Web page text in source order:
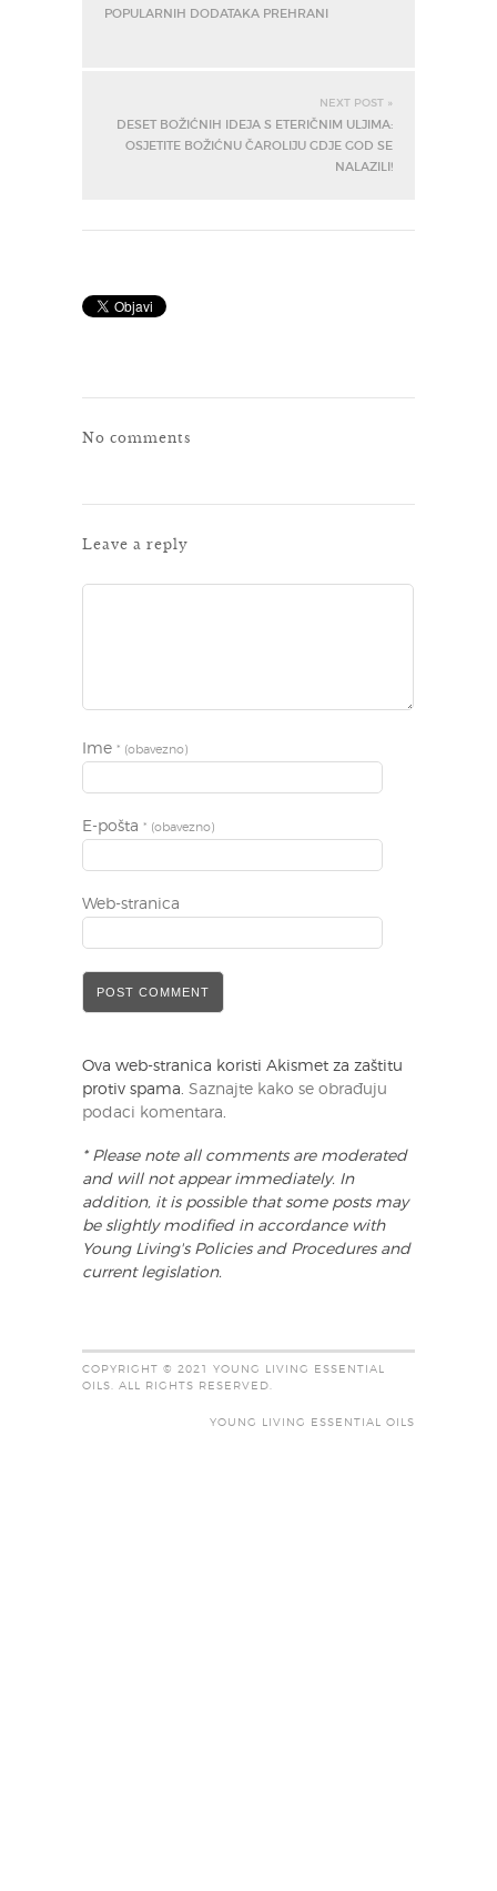
POPULARNIH DODATAKA PREHRANI
NEXT POST »
DESET BOŽIĆNIH IDEJA S ETERIČNIM ULJIMA:
OSJETITE BOŽIĆNU ČAROLIJU GDJE GOD SE
NALAZILI!
No comments
Leave a reply
Ime * (obavezno)
E-pošta * (obavezno)
Web-stranica
Ova web-stranica koristi Akismet za zaštitu
protiv spama. Saznajte kako se obrađuju
podaci komentara
* Please note all comments are moderated
and will not appear immediately. In
addition, it is possible that some posts may
be slightly modified in accordance with
Young Living's Policies and Procedures and
current legislation.
COPYRIGHT © 2021 YOUNG LIVING ESSENTIAL
OILS. ALL RIGHTS RESERVED.
YOUNG LIVING ESSENTIAL OILS